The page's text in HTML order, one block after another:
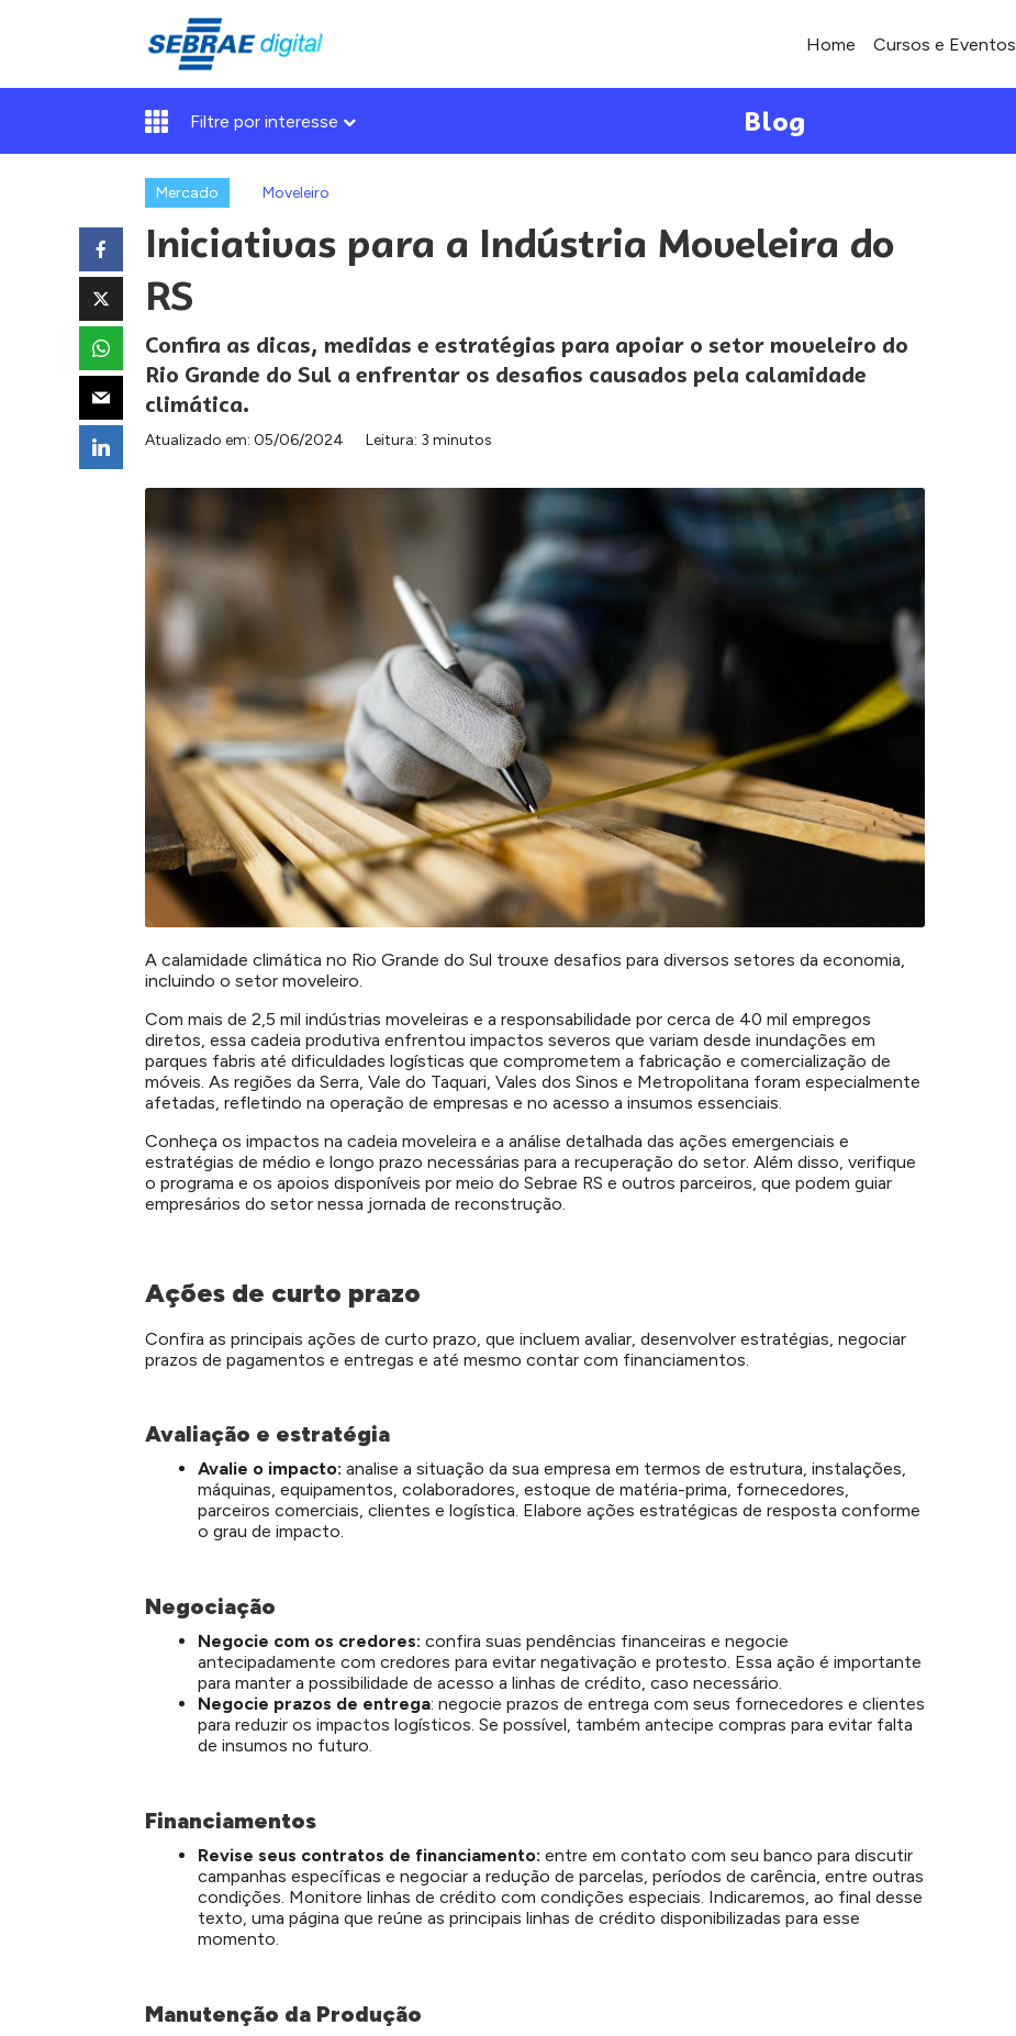
Home Cursos e Eventos
Filtre por interesse Blog
Mercado Moveleiro
Iniciativas para a Indústria Moveleira do
RS
Confira as dicas, medidas e estratégias para apoiar o setor moveleiro do
Rio Grande do Sul a enfrentar os desafios causados pela calamidade
climática.
Atualizado em: 05/06/2024 Leitura: 3 minutos
A calamidade climática no Rio Grande do Sul trouxe desafios para diversos setores da economia,
incluindo o setor moveleiro.
Com mais de 2,5 mil indústrias moveleiras e a responsabilidade por cerca de 40 mil empregos
diretos, essa cadeia produtiva enfrentou impactos severos que variam desde inundações em
parques fabris até dificuldades logísticas que comprometem a fabricação e comercialização de
móveis. As regiões da Serra, Vale do Taquari, Vales dos Sinos e Metropolitana foram especialmente
afetadas, refletindo na operação de empresas e no acesso a insumos essenciais.
Conheça os impactos na cadeia moveleira e a análise detalhada das ações emergenciais e
estratégias de médio e longo prazo necessárias para a recuperação do setor. Além disso, verifique
o programa e os apoios disponíveis por meio do Sebrae RS e outros parceiros, que podem guiar
empresários do setor nessa jornada de reconstrução.
Ações de curto prazo
Confira as principais ações de curto prazo, que incluem avaliar, desenvolver estratégias, negociar
prazos de pagamentos e entregas e até mesmo contar com financiamentos.
Avaliação e estratégia
Avalie o impacto: analise a situação da sua empresa em termos de estrutura, instalações,
máquinas, equipamentos, colaboradores, estoque de matéria-prima, fornecedores,
parceiros comerciais, clientes e logística. Elabore ações estratégicas de resposta conforme
o grau de impacto.
Negociação
Negocie com os credores: confira suas pendências financeiras e negocie
antecipadamente com credores para evitar negativação e protesto. Essa ação é importante
para manter a possibilidade de acesso a linhas de crédito, caso necessário.
Negocie prazos de entrega: negocie prazos de entrega com seus fornecedores e clientes
para reduzir os impactos logísticos. Se possível, também antecipe compras para evitar falta
de insumos no futuro.
Financiamentos
Revise seus contratos de financiamento: entre em contato com seu banco para discutir
campanhas específicas e negociar a redução de parcelas, períodos de carência, entre outras
condições. Monitore linhas de crédito com condições especiais. Indicaremos, ao final desse
texto, uma página que reúne as principais linhas de crédito disponibilizadas para esse
momento.
Manutenção da Produção